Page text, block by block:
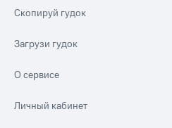
Скопируй гудок
Загрузи гудок
О сервисе
Личный кабинет